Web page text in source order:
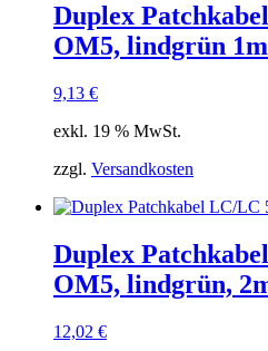
Duplex
OM5, lindgrün 1m
9,13 €
exkl. 19 % MwSt.
zzgl. Versandkosten
Duplex
OM5, lindgrün,
12,02 €